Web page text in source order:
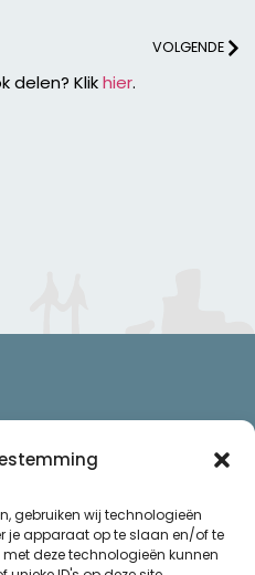
gebruiken wij technologieën
je apparaat op te slaan en/of te
deze technologieën kunnen
VOLGENDE
delen? Klikhier.